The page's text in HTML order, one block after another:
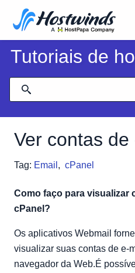
Tutoriais de
Ver contas de
Tag: Email , cPanel
Como faço para visualizar
cPanel?
Os aplicativos Webmail
visualizar suas contas de e-
navegador da Web.É